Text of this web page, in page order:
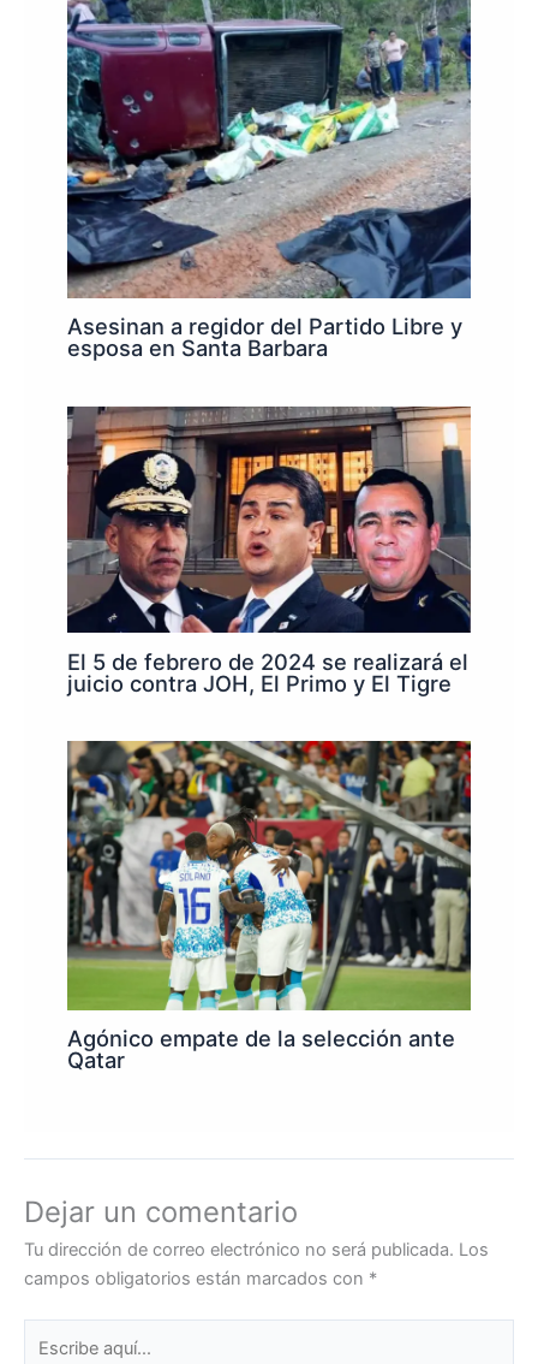
Asesinan a regidor del Partido Libre y
esposa en Santa Barbara
El 5 de febrero de 2024 se realizará el
juicio contra JOH, El Primo y El Tigre
Agónico empate de la selección ante
Qatar
Dejar un comentario
Tu dirección de correo electrónico no será publicada. Los
campos obligatorios están marcados con *